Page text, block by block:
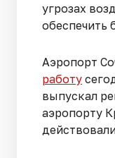
угрозах
обеспечить
Аэропорт
работу
выпускал
аэропорту